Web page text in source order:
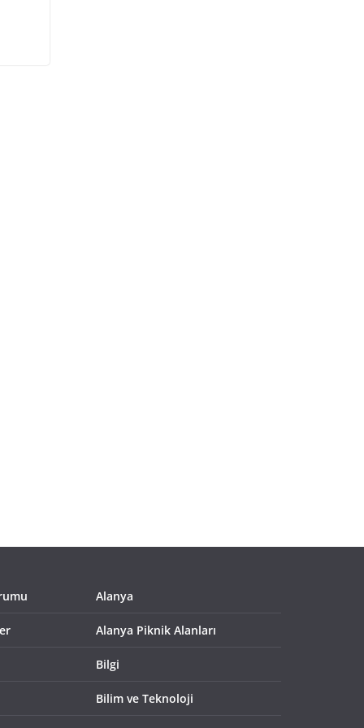
Alanya
Alanya Piknik Alanları
Bilgi
Bilim ve Teknoloji